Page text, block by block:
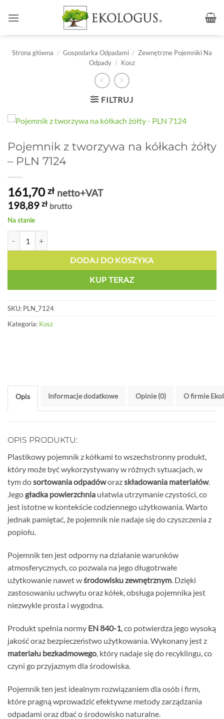
Strona główna / Gospodarka Odpadami / Zewnętrzne Pojemniki Na
Odpady / Kosz
FILTRUJ
Pojemnik z tworzywa na kółkach żółty
– PLN 7124
161,70zł netto+VAT
198,89 zł brutto
Na stanie
DODAJ DO KOSZYKA
KUP TERAZ
SKU: PLN_7124
Kategoria: Kosz
Opis Informacje dodatkowe Opinie (0) O firmie
OPIS PRODUKTU:
Plastikowy pojemnik z kółkami to wszechstronny produkt,
który może być wykorzystywany w różnych sytuacjach, w
tym dosortowania odpadóworazskładowania materiałów.
Jego gładka powierzchnia ułatwia utrzymanie czystości, co
jest istotne w kontekście codziennego użytkowania. Warto
jednak pamiętać, że pojemnik nie nadaje się do czyszczenia z
popiołu.
Pojemnik ten jest odporny na działanie warunków
atmosferycznych, co pozwala na jego długotrwałe
użytkowanie nawet wśrodowisku zewnętrznym. Dzięki
zastosowaniu uchwytu oraz kółek, obsługa pojemnika jest
niezwykle prosta i wygodna.
Produkt spełnia normy EN 840-1, co potwierdza jego wysoką
jakość oraz bezpieczeństwo użytkowania. Wykonany jest z
materiału bezkadmowego, który nadaje się do recyklingu, co
czyni go przyjaznym dla środowiska.
Pojemnik ten jest idealnym rozwiązaniem dla osób i firm,
które pragną wprowadzić efektywne metody zarządzania
odpadami oraz dbać o środowisko naturalne.